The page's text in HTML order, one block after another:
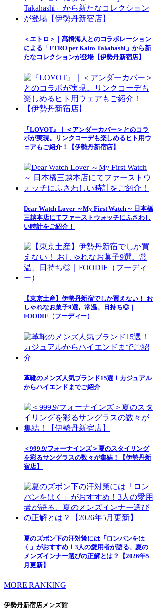
＜エトロ＞｜髙橋海人とのコラボレーション
による「ETRO per Kaito Takahashi」から新
たなコレクションが登場【伊勢丹新宿店】
『LOVOT』｜＜アンダーカバー＞とのコラ
ボが実現。リンクコーデも楽しめるヒト用ウ
ェアもご紹介！【伊勢丹新宿店】
Dear Watch Lover ～My First Watch～ 日本橋
三越本店にてファーストウォッチにふさわし
い時計をご紹介！
【東京土産】伊勢丹新宿でしか買えない！ お
しゃれなお菓子9選。常温、日持ち◎｜
FOODIE（フーディー）
革靴のメンズ人気ブランド15選！カジュアル
からハイエンドまでご紹介
＜999.9/フォーナインズ＞夏のスタイリング
を彩るサングラスの数々が集結！【伊勢丹新
宿店】
夏のズボン下の汗対策には「ロンパンをは
く」がおすすめ！3人の愛用者が語る、夏の
メンズインナー選びの正解とは？【2026年5
月更新】
MORE RANKING
伊勢丹新宿店メンズ館